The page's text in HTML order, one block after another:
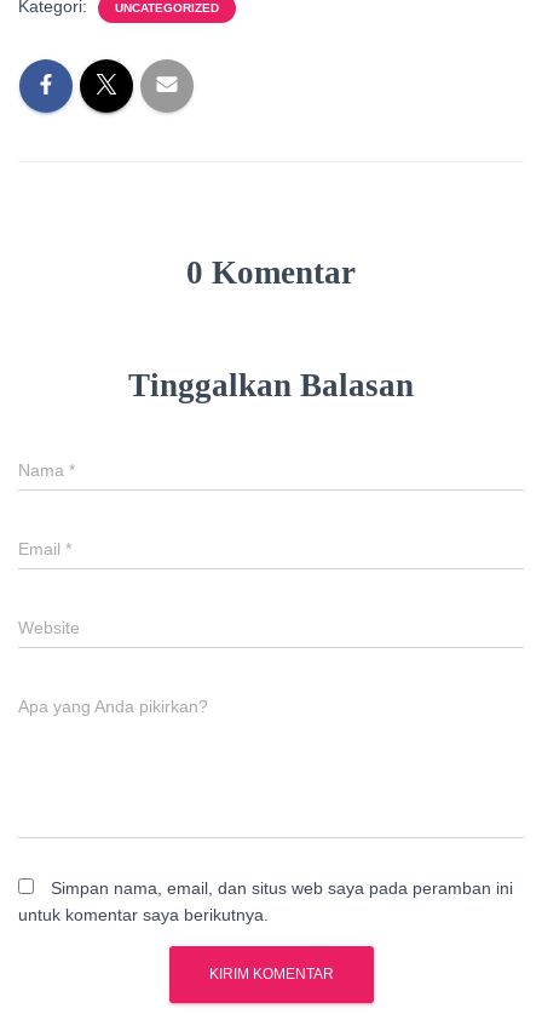
Kategori: UNCATEGORIZED
0 Komentar
Tinggalkan Balasan
Nama *
Email *
Website
Apa yang Anda pikirkan?
Simpan nama, email, dan situs web saya pada peramban ini
untuk komentar saya berikutnya.